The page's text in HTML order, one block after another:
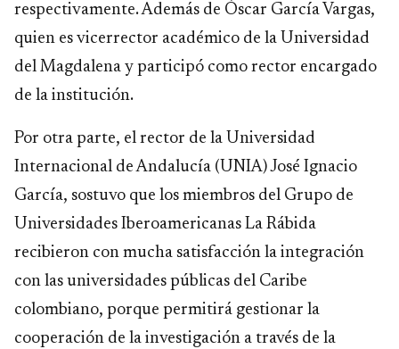
respectivamente. Además de Óscar García Vargas,
quien es vicerrector académico de la Universidad
del Magdalena y participó como rector encargado
de la institución.
Por otra parte, el rector de la Universidad
Internacional de Andalucía (UNIA) José Ignacio
García, sostuvo que los miembros del Grupo de
Universidades Iberoamericanas La Rábida
recibieron con mucha satisfacción la integración
con las universidades públicas del Caribe
colombiano, porque permitirá gestionar la
cooperación de la investigación a través de la